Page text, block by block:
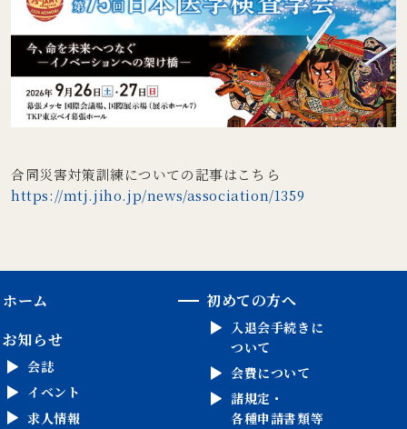
合同災害対策訓練についての記事はこちら
https://mtj.jiho.jp/news/association/1359
ホーム 初めての方へ
入退会手続きに
ついて
会費について
諸規定・
各種申請書類等
お知らせ
会誌
イベント
求人情報